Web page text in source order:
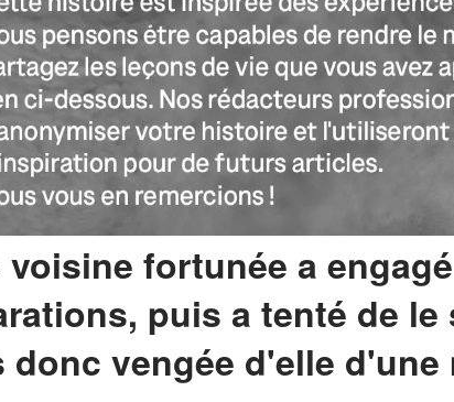
voisine fortunée a
puis a tenté de
donc vengée d'elle d'une